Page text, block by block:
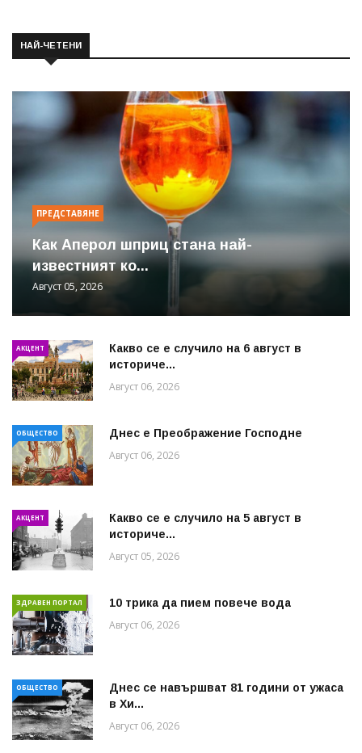
НАЙ-ЧЕТЕНИ
ПРЕДСТАВЯНЕ
Как Аперол шприц стана най-
известният ко...
Август 05, 2026
АКЦЕНТ
Какво се е случило на 6 август в
историче...
Август 06, 2026
ОБЩЕСТВО Днес е Преображение Господне
Август 06, 2026
АКЦЕНТ
Какво се е случило на 5 август в
историче...
Август 05, 2026
ЗДРАВЕН ПОРТАЛ 10 трика да пием повече вода
Август 06, 2026
ОБЩЕСТВО
Днес се навършват 81 години от ужаса
в Хи...
Август 06, 2026